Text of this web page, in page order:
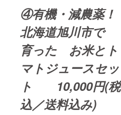
④有機・減農薬！
北海道旭川市で
育った お米とト
マトジュースセッ
ト 10,000円(税
込／送料込み)